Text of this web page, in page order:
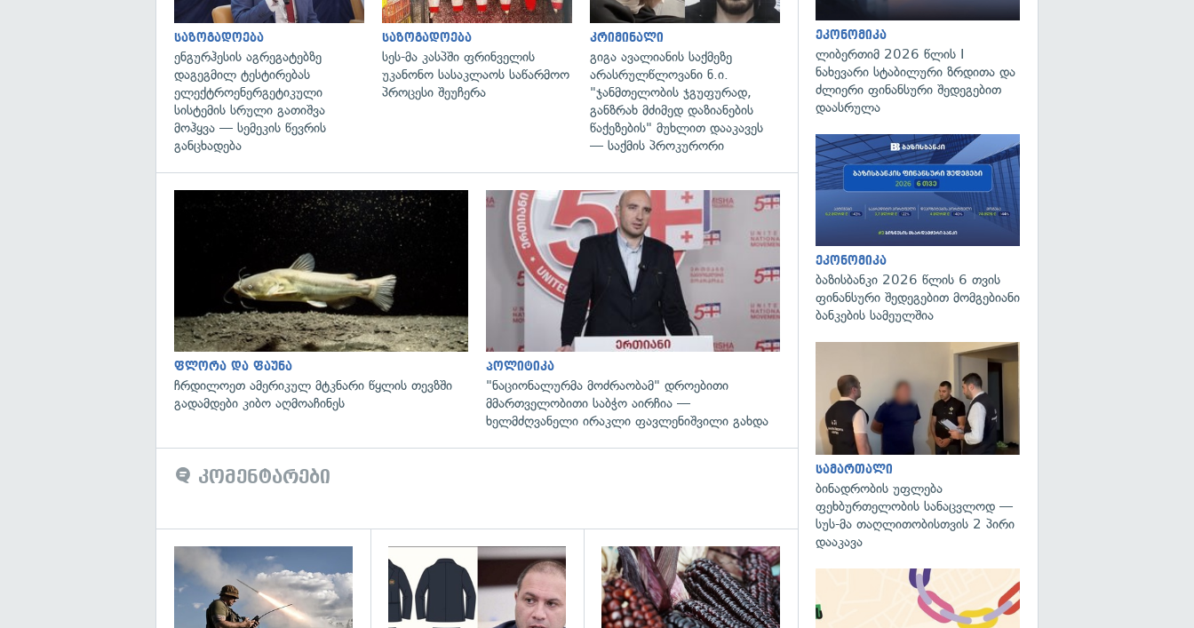
საზოგადოება
ენგურჰესის აგრეგატებზე
დაგეგმილ ტესტირებას
ელექტროენერგეტიკული
სისტემის სრული გათიშვა
მოჰყვა — სემეკის წევრის
განცხადება
საზოგადოება
სეს-მა კასპში ფრინველის
უკანონო სასაკლაოს საწარმოო
პროცესი შეუჩერა
კრიმინალი
გიგა ავალიანის საქმეზე
არასრულწლოვანი ნ.ი.
"ჯანმთელობის ჯგუფურად,
განზრახ მძიმედ დაზიანების
წაქეზების" მუხლით დააკავეს
— საქმის პროკურორი
გადახედვა
ფლორა და ფაუნა
ჩრდილოეთ ამერიკულ მტკნარი წყლის თევზში
გადამდები კიბო აღმოაჩინეს
გადახედვა
პოლიტიკა
"ნაციონალურმა მოძრაობამ" დროებითი
მმართველობითი საბჭო აირჩია —
ხელმძღვანელი ირაკლი ფავლენიშვილი გახდა
კომენტარები
გადახედვა გადახედვა
ეკონომიკა
ლიბერთიმ 2026 წლის I
ნახევარი სტაბილური ზრდითა და
ძლიერი ფინანსური შედეგებით
დაასრულა
ეკონომიკა
ბაზისბანკი 2026 წლის 6 თვის
ფინანსური შედეგებით მომგებიანი
ბანკების სამეულშია
სამართალი
ბინადრობის უფლება
ფეხბურთელობის სანაცვლოდ —
სუს-მა თაღლითობისთვის 2 პირი
დააკავა